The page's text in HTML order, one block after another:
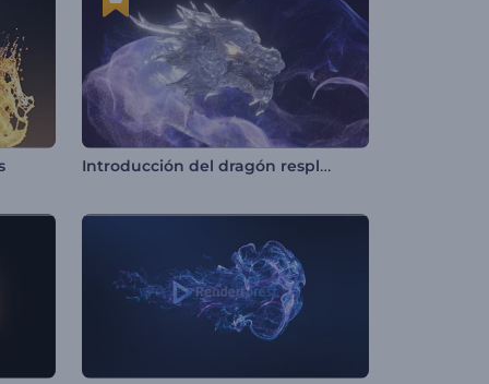
Introducción del dragón resplandeciente